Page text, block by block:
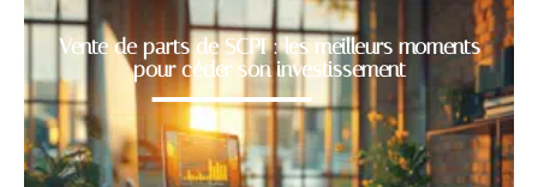
Vente de parts de SCPI : les meilleurs moments
pour céder son investissement